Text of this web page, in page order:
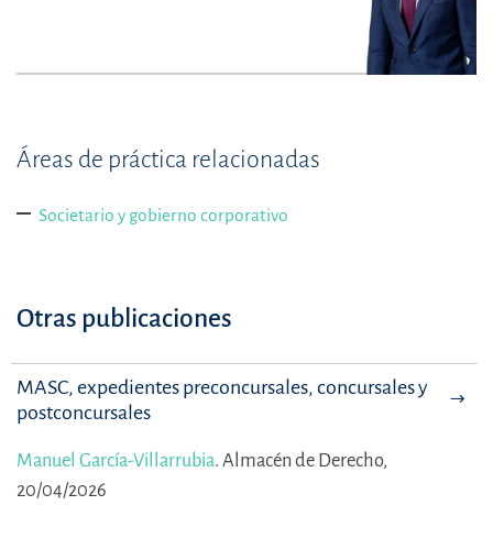
Áreas de práctica relacionadas
Societario y gobierno corporativo
Otras publicaciones
MASC, expedientes preconcursales, concursales y
postconcursales
Manuel García-Villarrubia. Almacén de Derecho,
20/04/2026